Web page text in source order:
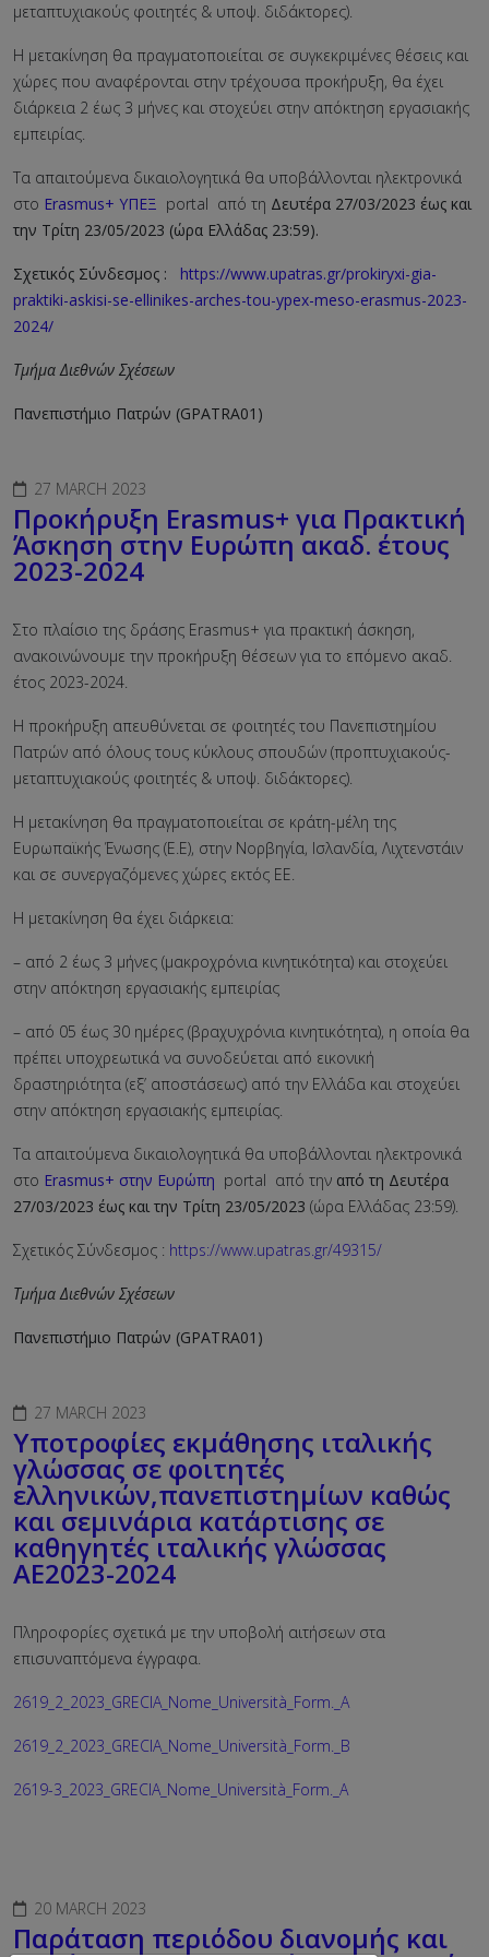
μεταπτυχιακούς φοιτητές & υποψ. διδάκτορες).
Η μετακίνηση θα πραγματοποιείται σε συγκεκριμένες θέσεις και
χώρες που αναφέρονται στην τρέχουσα προκήρυξη, θα έχει
διάρκεια 2 έως 3 μήνες και στοχεύει στην απόκτηση εργασιακής
εμπειρίας.
Τα απαιτούμενα δικαιολογητικά θα υποβάλλονται ηλεκτρονικά
στο Erasmus+ ΥΠΕΞ portal από τη Δευτέρα 27/03/2023 έως και
την Τρίτη 23/05/2023 (ώρα Ελλάδας 23:59).
Σχετικός Σύνδεσμος :
https://www.upatras.gr/prokiryxi-gia-
praktiki-askisi-se-ellinikes-arches-tou-ypex-meso-erasmus-2023-
2024/
Τμήμα Διεθνών Σχέσεων
Πανεπιστήμιο Πατρών (GPATRA01)
27 MARCH 2023
Προκήρυξη Erasmus+ για Πρακτική
Άσκηση στην Ευρώπη ακαδ. έτους
2023-2024
Στο πλαίσιο της δράσης Erasmus+ για πρακτική άσκηση,
ανακοινώνουμε την προκήρυξη θέσεων για το επόμενο ακαδ.
έτος 2023-2024.
Η προκήρυξη απευθύνεται σε φοιτητές του Πανεπιστημίου
Πατρών από όλους τους κύκλους σπουδών (προπτυχιακούς-
μεταπτυχιακούς φοιτητές & υποψ. διδάκτορες).
Η μετακίνηση θα πραγματοποιείται σε κράτη-μέλη της
Ευρωπαϊκής Ένωσης (Ε.Ε), στην Νορβηγία, Ισλανδία, Λιχτενστάιν
και σε συνεργαζόμενες χώρες εκτός ΕΕ.
Η μετακίνηση θα έχει διάρκεια:
– από 2 έως 3 μήνες (μακροχρόνια κινητικότητα) και στοχεύει
στην απόκτηση εργασιακής εμπειρίας
– από 05 έως 30 ημέρες (βραχυχρόνια κινητικότητα), η οποία θα
πρέπει υποχρεωτικά να συνοδεύεται από εικονική
δραστηριότητα (εξ’ αποστάσεως) από την Ελλάδα και στοχεύει
στην απόκτηση εργασιακής εμπειρίας.
Τα απαιτούμενα δικαιολογητικά θα υποβάλλονται ηλεκτρονικά
στο Erasmus+ στην Ευρώπη portal από την από τη Δευτέρα
27/03/2023 έως και την Τρίτη 23/05/2023 (ώρα Ελλάδας 23:59).
Σχετικός Σύνδεσμος : https://www.upatras.gr/49315/
Τμήμα Διεθνών Σχέσεων
Πανεπιστήμιο Πατρών (GPATRA01)
27 MARCH 2023
Υποτροφίες εκμάθησης ιταλικής
γλώσσας σε φοιτητές
ελληνικών,πανεπιστημίων καθώς
και σεμινάρια κατάρτισης σε
καθηγητές ιταλικής γλώσσας
ΑΕ2023-2024
Πληροφορίες σχετικά με την υποβολή αιτήσεων στα
επισυναπτόμενα έγγραφα.
2619_2_2023_GRECIA_Nome_Università_Form._A
2619_2_2023_GRECIA_Nome_Università_Form._B
2619-3_2023_GRECIA_Nome_Università_Form._A
20 MARCH 2023
Παράταση περιόδου διανομής και